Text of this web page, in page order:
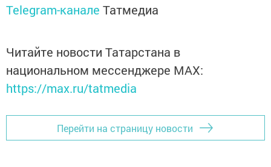
Telegram-канале Татмедиа
Читайте новости Татарстана в
национальном мессенджере MАХ:
https://max.ru/tatmedia
Перейти на страницу новости